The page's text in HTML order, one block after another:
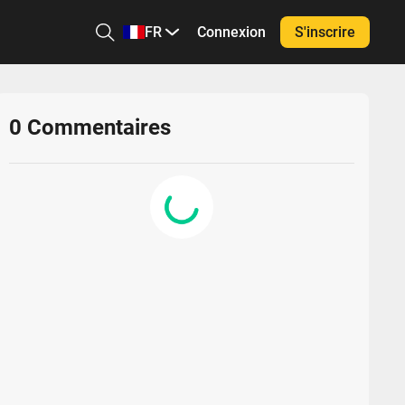
FR Connexion S'inscrire
0 Commentaires